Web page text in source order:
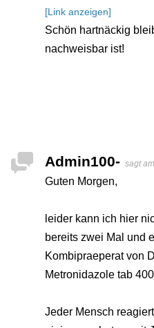
[Link anzeigen]
Schön hartnäckig
nachweisbar ist!
Admin100- sagt am
Guten Morgen,
leider kann ich hier
bereits zwei Mal und
Kombipraeperat von
Metronidazole tab
Jeder Mensch